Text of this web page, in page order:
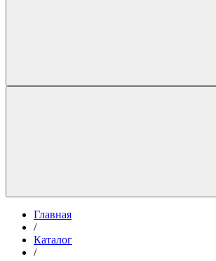
Главная
/
Каталог
/